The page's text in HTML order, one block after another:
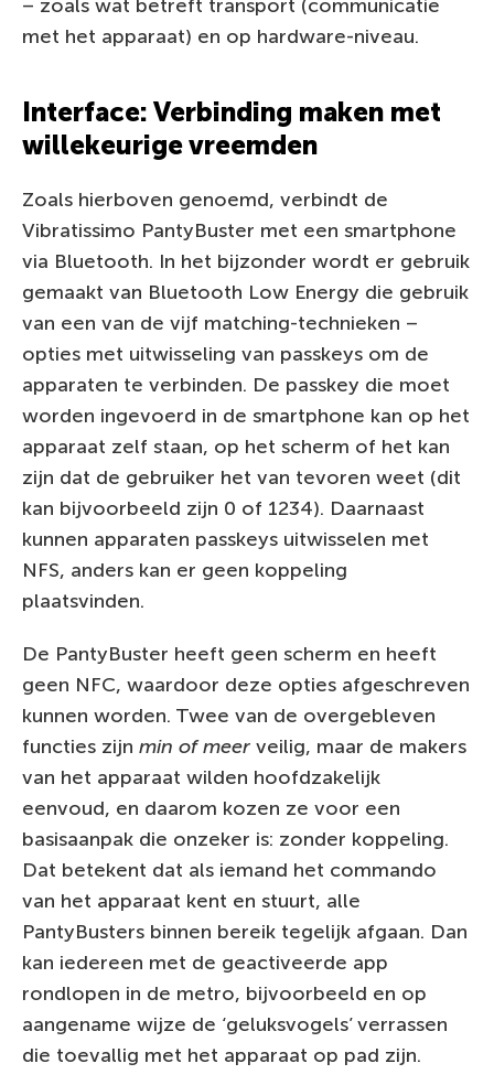
– zoals wat betreft transport (communicatie
met het apparaat) en op hardware-niveau.
Interface: Verbinding maken met
willekeurige vreemden
Zoals hierboven genoemd, verbindt de
Vibratissimo PantyBuster met een smartphone
via Bluetooth. In het bijzonder wordt er gebruik
gemaakt van Bluetooth Low Energy die gebruik
van een van de vijf matching-technieken –
opties met uitwisseling van passkeys om de
apparaten te verbinden. De passkey die moet
worden ingevoerd in de smartphone kan op het
apparaat zelf staan, op het scherm of het kan
zijn dat de gebruiker het van tevoren weet (dit
kan bijvoorbeeld zijn 0 of 1234). Daarnaast
kunnen apparaten passkeys uitwisselen met
NFS, anders kan er geen koppeling
plaatsvinden.
De PantyBuster heeft geen scherm en heeft
geen NFC, waardoor deze opties afgeschreven
kunnen worden. Twee van de overgebleven
functies zijn min of meer veilig, maar de makers
van het apparaat wilden hoofdzakelijk
eenvoud, en daarom kozen ze voor een
basisaanpak die onzeker is: zonder koppeling.
Dat betekent dat als iemand het commando
van het apparaat kent en stuurt, alle
PantyBusters binnen bereik tegelijk afgaan. Dan
kan iedereen met de geactiveerde app
rondlopen in de metro, bijvoorbeeld en op
aangename wijze de ‘geluksvogels’ verrassen
die toevallig met het apparaat op pad zijn.